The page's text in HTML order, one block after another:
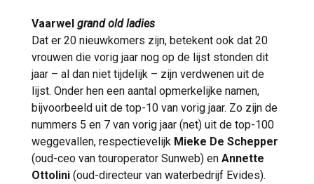
worden beïnvloed.’ Eind december maakt De
Swart haar strategische keuzes bekend voor
de komende jaren.
en bescheiden’, ‘fun and easy going
en nuchter’. ‘Ze heeft humor en een
kenmerkende lach. Als Lerner op kantoor is,
dan hoor je dat’, aldus een oud-collega. Haar
vertrek naar Amsterdam is niet het eerste
buitenlandse avontuur voor Lerner en haar
gezin (man en drie zoons, van wie nog een
thuiswonend). Voor DNB gaf ze in Londen
leiding aan het team voor DNB’s activiteiten
in Centraal-Europa, het Midden-Oosten en
Vaarwel grand old ladies
Dat er 20 nieuwkomers zijn, betekent ook dat 20
vrouwen die vorig jaar nog op de lijst stonden dit
jaar – al dan niet tijdelijk – zijn verdwenen uit de
lijst. Onder hen een aantal opmerkelijke namen,
bijvoorbeeld uit de top-10 van vorig jaar. Zo zijn de
nummers 5 en 7 van vorig jaar (net) uit de top-100
weggevallen, respectievelijk Mieke De Schepper
(oud-ceo van touroperator Sunweb) en Annette
Ottolini (oud-directeur van waterbedrijf Evides).